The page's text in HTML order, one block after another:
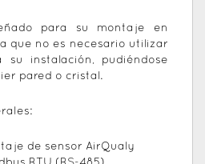
para su montaje en
que no es necesario utilizar
su instalación, pudiéndose
pared o cristal.
de sensor AirQualy